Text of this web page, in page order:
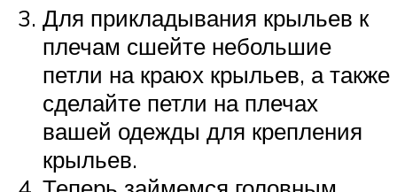
Для прикладывания крыльев к
плечам сшейте небольшие
петли на краюх крыльев, а также
сделайте петли на плечах
вашей одежды для крепления
крыльев.